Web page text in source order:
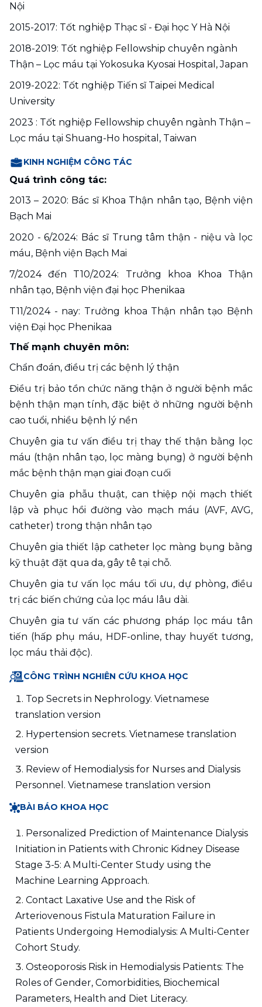
Nội
2015-2017: Tốt nghiệp Thạc sĩ - Đại học Y Hà Nội
2018-2019: Tốt nghiệp Fellowship chuyên ngành
Thận – Lọc máu tại Yokosuka Kyosai Hospital, Japan
2019-2022: Tốt nghiệp Tiến sĩ Taipei Medical
University
2023 : Tốt nghiệp Fellowship chuyên ngành Thận –
Lọc máu tại Shuang-Ho hospital, Taiwan
KINH NGHIỆM CÔNG TÁC
Quá trình công tác:
2013 – 2020: Bác sĩ Khoa Thận nhân tạo, Bệnh viện
Bạch Mai
2020 - 6/2024: Bác sĩ Trung tâm thận - niệu và lọc
máu, Bệnh viện Bạch Mai
7/2024 đến T10/2024: Trưởng khoa Khoa Thận
nhân tạo, Bệnh viện đại học Phenikaa
T11/2024 - nay: Trưởng khoa Thận nhân tạo Bệnh
viện Đại học Phenikaa
Thế mạnh chuyên môn:
Chẩn đoán, điều trị các bệnh lý thận
Điều trị bảo tồn chức năng thận ở người bệnh mắc
bệnh thận mạn tính, đặc biệt ở những người bệnh
cao tuổi, nhiều bệnh lý nền
Chuyên gia tư vấn điều trị thay thế thận bằng lọc
máu (thận nhân tạo, lọc màng bụng) ở người bệnh
mắc bệnh thận mạn giai đoạn cuối
Chuyên gia phẫu thuật, can thiệp nội mạch thiết
lập và phục hồi đường vào mạch máu (AVF, AVG,
catheter) trong thận nhân tạo
Chuyên gia thiết lập catheter lọc màng bụng bằng
kỹ thuật đặt qua da, gây tê tại chỗ.
Chuyên gia tư vấn lọc máu tối ưu, dự phòng, điều
trị các biến chứng của lọc máu lâu dài.
Chuyên gia tư vấn các phương pháp lọc máu tân
tiến (hấp phụ máu, HDF-online, thay huyết tương,
lọc máu thải độc).
CÔNG TRÌNH NGHIÊN CỨU KHOA HỌC
Top Secrets in Nephrology. Vietnamese
translation version
Hypertension secrets. Vietnamese translation
version
Review of Hemodialysis for Nurses and Dialysis
Personnel. Vietnamese translation version
BÀI BÁO KHOA HỌC
Personalized Prediction of Maintenance Dialysis
Initiation in Patients with Chronic Kidney Disease
Stage 3-5: A Multi-Center Study using the
Machine Learning Approach.
Contact Laxative Use and the Risk of
Arteriovenous Fistula Maturation Failure in
Patients Undergoing Hemodialysis: A Multi-Center
Cohort Study.
Osteoporosis Risk in Hemodialysis Patients: The
Roles of Gender, Comorbidities, Biochemical
Parameters, Health and Diet Literacy.